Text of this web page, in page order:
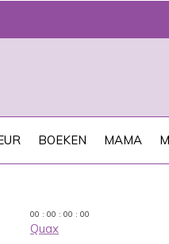
BOEKEN MAMA
00 : 00 : 00 : 00
Quax